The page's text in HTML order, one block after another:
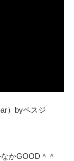
）byペスジ
かGOOD＾＾